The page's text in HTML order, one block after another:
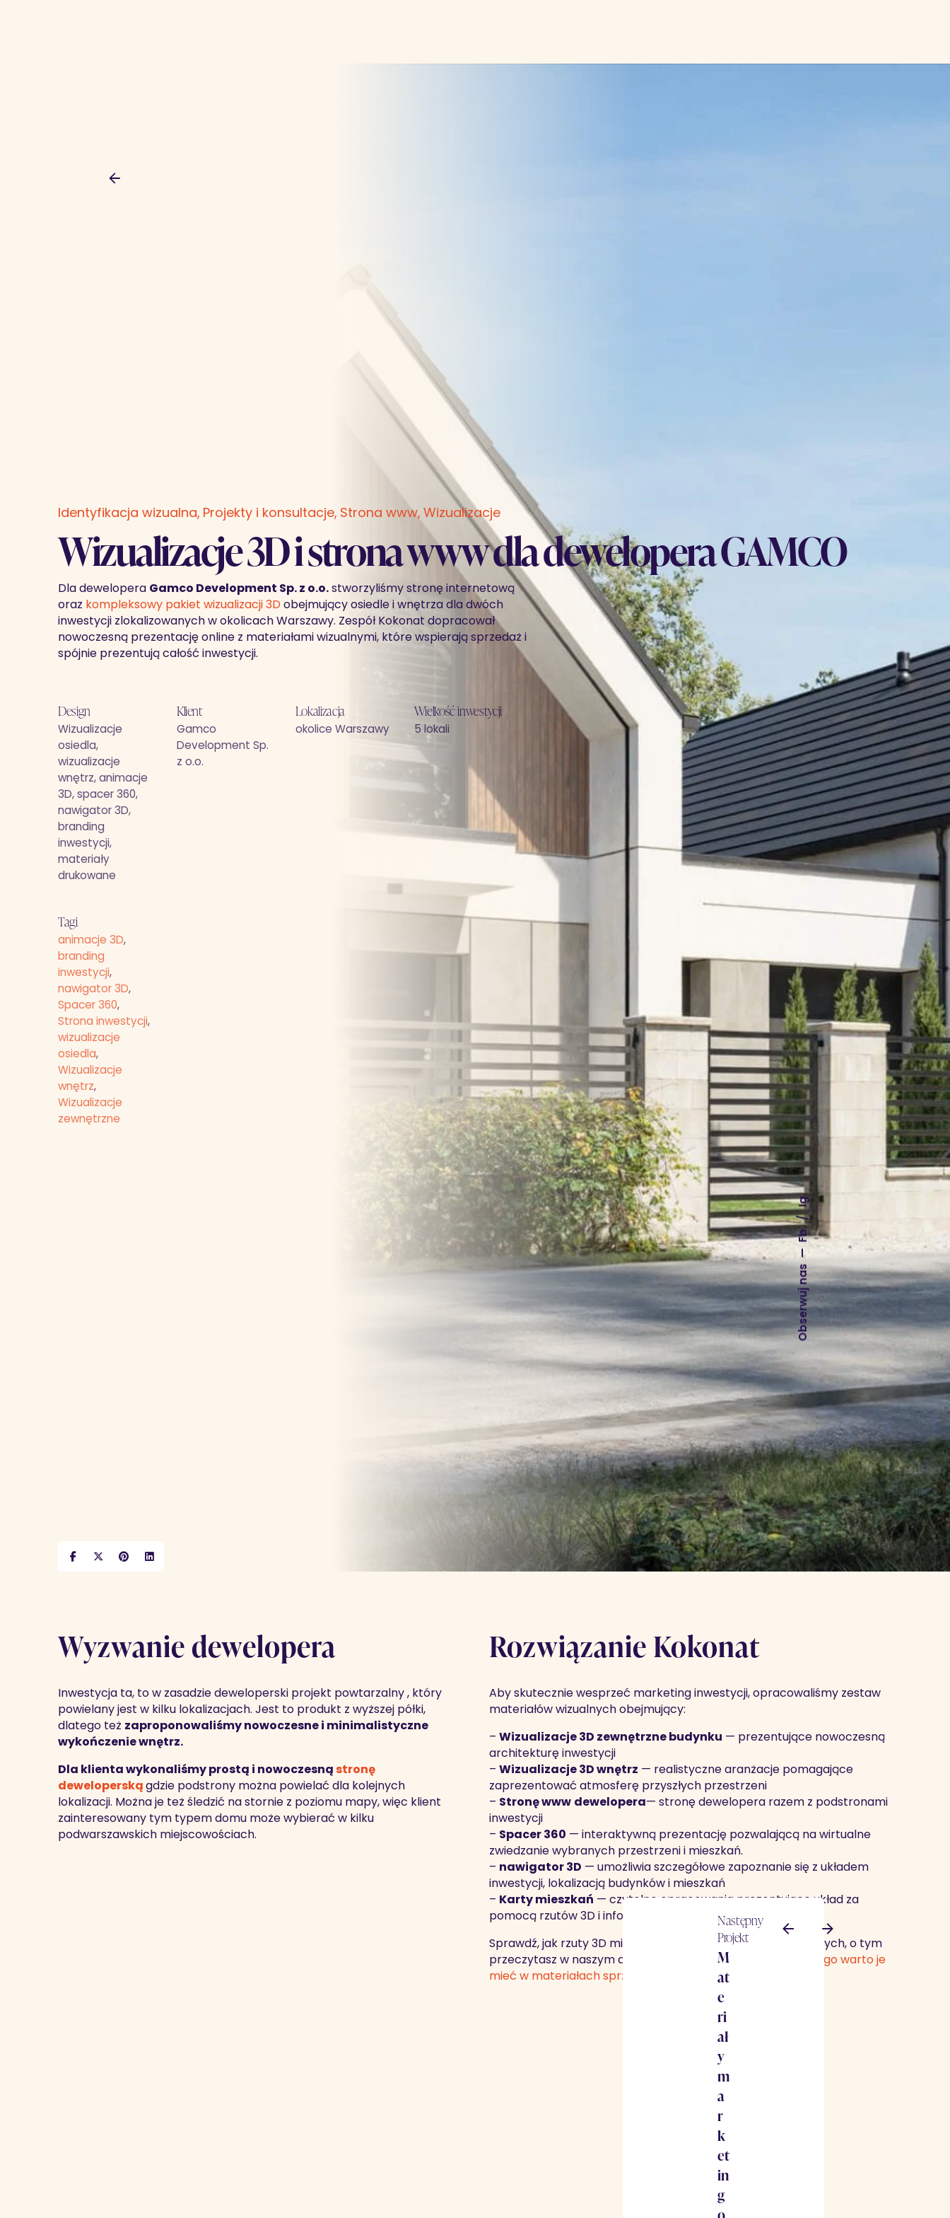
Obserwuj nas
Fb.
Ig.
Identyfikacja wizualna Projekty i konsultacje Strona www Wizualizacje
Wizualizacje 3D i strona www dla dewelopera GAMCO
Dla dewelopera Gamco Development Sp. z o.o. stworzyliśmy stronę internetową
oraz kompleksowy pakiet wizualizacji 3D obejmujący osiedle i wnętrza dla dwóch
inwestycji zlokalizowanych w okolicach Warszawy. Zespół Kokonat dopracował
nowoczesną prezentację online z materiałami wizualnymi, które wspierają sprzedaż i
spójnie prezentują całość inwestycji.
Design
Wizualizacje
osiedla,
wizualizacje
wnętrz, animacje
3D, spacer 360,
nawigator 3D,
branding
inwestycji,
materiały
drukowane
Klient
Gamco
Development Sp.
z o.o.
Lokalizacja
okolice Warszawy
Wielkość inwestycji
5 lokali
Tagi
animacje 3D,
branding
inwestycji,
nawigator 3D,
Spacer 360,
Strona inwestycji,
wizualizacje
osiedla,
Wizualizacje
wnętrz,
Wizualizacje
zewnętrzne
Wyzwanie dewelopera
Inwestycja ta, to w zasadzie deweloperski projekt powtarzalny , który
powielany jest w kilku lokalizacjach. Jest to produkt z wyższej półki,
dlatego też zaproponowaliśmy nowoczesne i minimalistyczne
wykończenie wnętrz.
Dla klienta wykonaliśmy prostą i nowoczesną stronę
deweloperską gdzie podstrony można powielać dla kolejnych
lokalizacji. Można je też śledzić na stornie z poziomu mapy, więc klient
zainteresowany tym typem domu może wybierać w kilku
podwarszawskich miejscowościach.
Rozwiązanie Kokonat
Aby skutecznie wesprzeć marketing inwestycji, opracowaliśmy zestaw
materiałów wizualnych obejmujący:
– Wizualizacje 3D zewnętrzne budynku — prezentujące nowoczesną
architekturę inwestycji
– Wizualizacje 3D wnętrz — realistyczne aranżacje pomagające
zaprezentować atmosferę przyszłych przestrzeni
– Stronę www dewelopera— stronę dewelopera razem z podstronami
inwestycji
– Spacer 360 — interaktywną prezentację pozwalającą na wirtualne
zwiedzanie wybranych przestrzeni i mieszkań.
– nawigator 3D — umożliwia szczegółowe zapoznanie się z układem
inwestycji, lokalizacją budynków i mieszkań
– Karty mieszkań — czytelne opracowania prezentujące układ za
pomocą rzutów 3D i informacje o każdym lokalu
Sprawdź, jak rzuty 3D mieszkań wpływają na decyzje kupujących, o tym
przeczytasz w naszym artykule
„Rzuty 3D mieszkań – dlaczego warto je
mieć w materiałach sprzedażowych?”.
Następny
Projekt
M
at
e
ri
ał
y
m
a
r
k
et
in
g